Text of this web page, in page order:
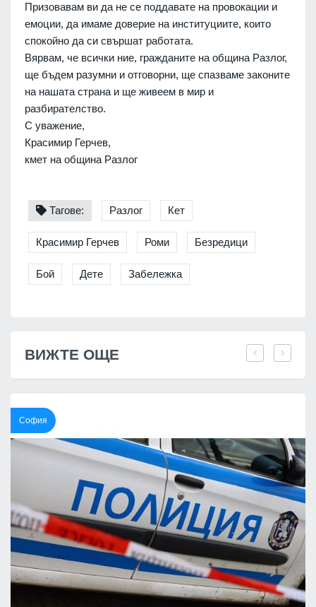
Призовавам ви да не се поддавате на провокации и
емоции, да имаме доверие на институциите, които
спокойно да си свършат работата.
Вярвам, че всички ние, гражданите на община Разлог,
ще бъдем разумни и отговорни, ще спазваме законите
на нашата страна и ще живеем в мир и
разбирателство.
С уважение,
Красимир Герчев,
кмет на община Разлог
Тагове: Разлог Кет
Красимир Герчев Роми Безредици
Бой Дете Забележка
ВИЖТЕ ОЩЕ
София